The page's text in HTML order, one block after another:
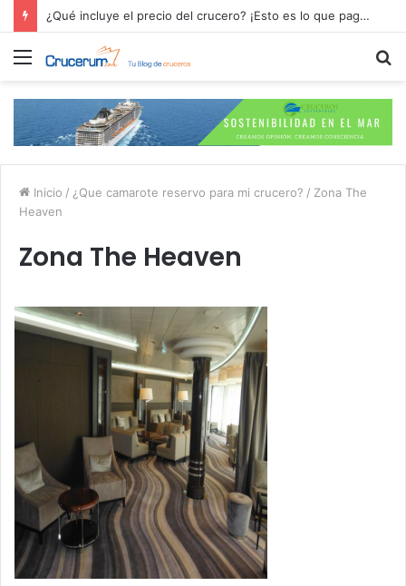
¿Qué incluye el precio del crucero? ¡Esto es lo que pagas por tu aventura en alta mar!
Menú
Inicio / ¿Que camarote reservo para mi crucero? / Zona The
Heaven
Zona The Heaven